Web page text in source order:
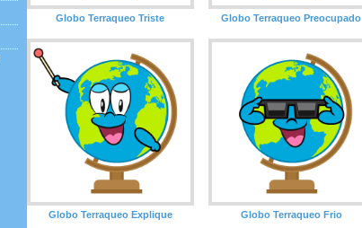
Globo Terraqueo Triste Globo Terraqueo Preocupado
Globo Terraqueo Explique Globo Terraqueo Frio